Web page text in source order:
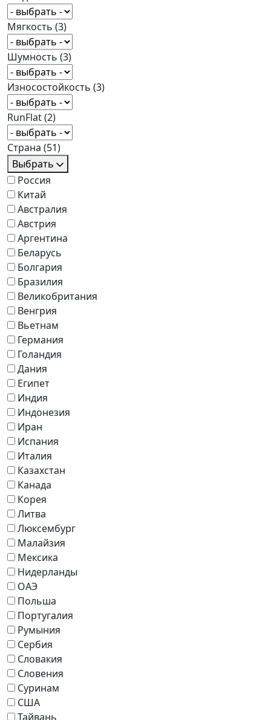
Мягкость (3)
Шумность (3)
Износостойкость (3)
RunFlat(2)
Страна (51)
Выбрать
Россия
Китай
Австралия
Австрия
Аргентина
Беларусь
Болгария
Бразилия
Великобритания
Венгрия
Вьетнам
Германия
Голандия
Дания
Египет
Индия
Индонезия
Иран
Испания
Италия
Казахстан
Канада
Корея
Литва
Люксембург
Малайзия
Мексика
Нидерланды
ОАЭ
Польша
Португалия
Румыния
Сербия
Словакия
Словения
Суринам
США
Тайвань